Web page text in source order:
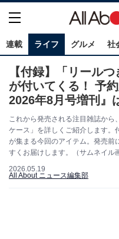
連載 ライフ グルメ 社
【付録】「リール
が付いてくる！ 予
2026年8月号増刊』
これから発売される注目雑誌から
ケース」を詳しくご紹介します。
が集まる今回のアイテム。発売前
すくお届けします。（サムネイル
2026.05.19
All About ニュース編集部